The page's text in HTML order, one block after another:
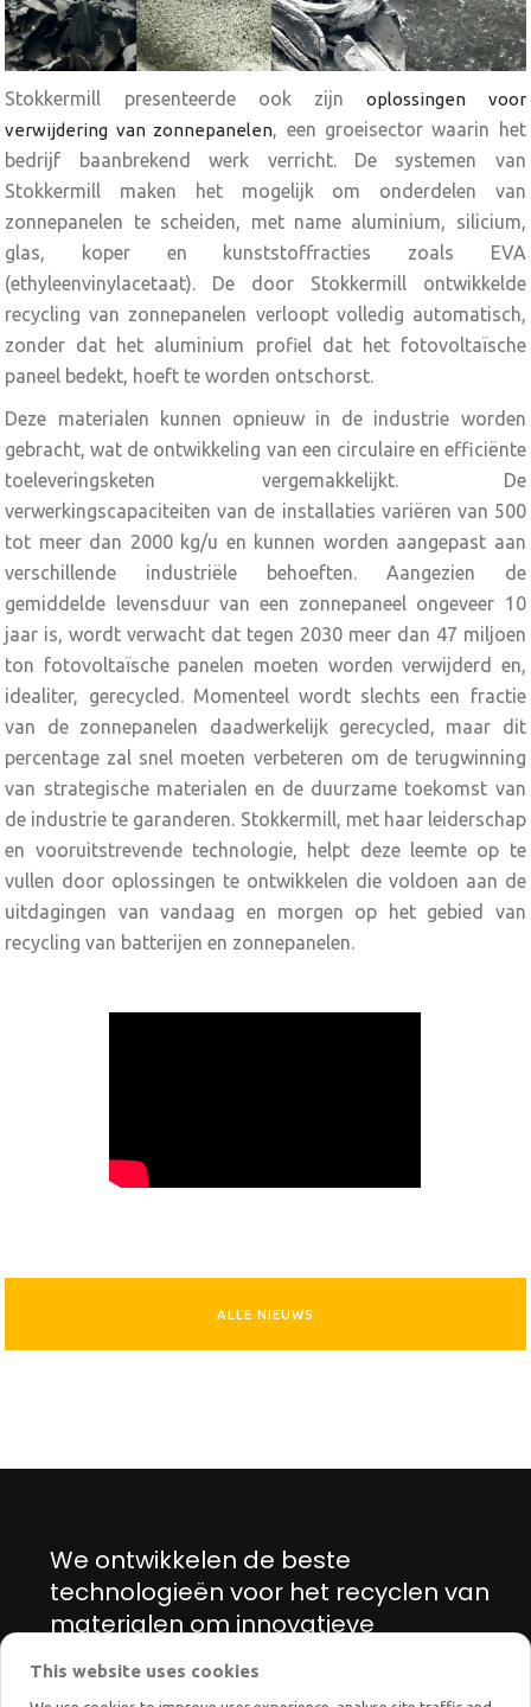
Stokkermill presenteerde ook zijnoplossingen voor
verwijdering van zonnepanelen, een groeisector waarin het
bedrijf baanbrekend werk verricht. De systemen van
Stokkermill maken het mogelijk om onderdelen van
zonnepanelen te scheiden, met name aluminium, silicium,
glas, koper en kunststoffracties zoals EVA
(ethyleenvinylacetaat). De door Stokkermill ontwikkelde
recycling van zonnepanelen verloopt volledig automatisch,
zonder dat het aluminium profiel dat het fotovoltaïsche
paneel bedekt, hoeft te worden ontschorst.
Deze materialen kunnen opnieuw in de industrie worden
gebracht, wat de ontwikkeling van een circulaire en efficiënte
toeleveringsketen vergemakkelijkt. De
verwerkingscapaciteiten van de installaties variëren van 500
tot meer dan 2000 kg/u en kunnen worden aangepast aan
verschillende industriële behoeften. Aangezien de
gemiddelde levensduur van een zonnepaneel ongeveer 10
jaar is, wordt verwacht dat tegen 2030 meer dan 47 miljoen
ton fotovoltaïsche panelen moeten worden verwijderd en,
idealiter, gerecycled. Momenteel wordt slechts een fractie
van de zonnepanelen daadwerkelijk gerecycled, maar dit
percentage zal snel moeten verbeteren om de terugwinning
van strategische materialen en de duurzame toekomst van
de industrie te garanderen. Stokkermill, met haar leiderschap
en vooruitstrevende technologie, helpt deze leemte op te
vullen door oplossingen te ontwikkelen die voldoen aan de
uitdagingen van vandaag en morgen op het gebied van
recycling van batterijen en zonnepanelen.
ALLE NIEUWS
We ontwikkelen de beste
technologieën voor het recyclen van
materialen om innovatieve
oplossingen te vinden voor de
energie- en ecologische transitie
This website uses cookies